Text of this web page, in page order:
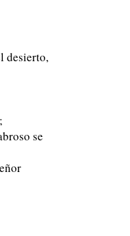
desierto,
se